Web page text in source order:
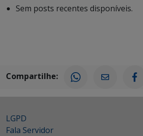
Sem posts recentes disponíveis.
Compartilhe:
LGPD
Fala Servidor